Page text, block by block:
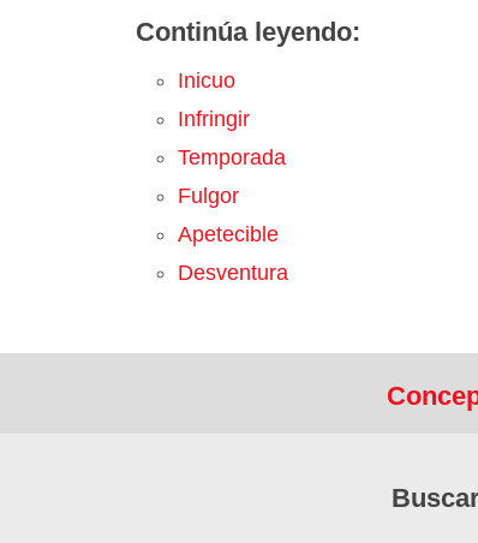
Continúa leyendo:
Inicuo
Infringir
Temporada
Fulgor
Apetecible
Desventura